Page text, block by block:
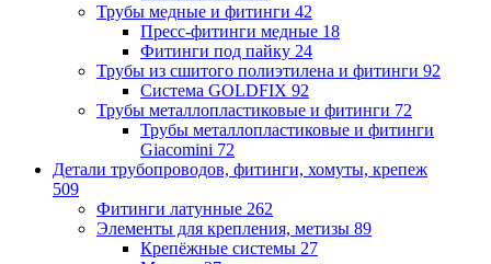
Трубы медные и фитинги 42
Пресс-фитинги медные 18
Фитинги под пайку 24
Трубы из сшитого полиэтилена и фитинги 92
Система GOLDFIX 92
Трубы металлопластиковые и фитинги 72
Трубы металлопластиковые и фитинги
Giacomini 72
Детали трубопроводов, фитинги, хомуты, крепеж
509
Фитинги латунные 262
Элементы для крепления, метизы 89
Крепёжные системы 27